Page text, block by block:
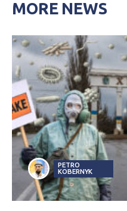
MORE NEWS
PETRO
KOBERNYK